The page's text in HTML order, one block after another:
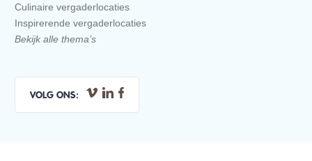
Culinaire vergaderlocaties
Inspirerende vergaderlocaties
Bekijk alle thema’s
VOLG ONS: